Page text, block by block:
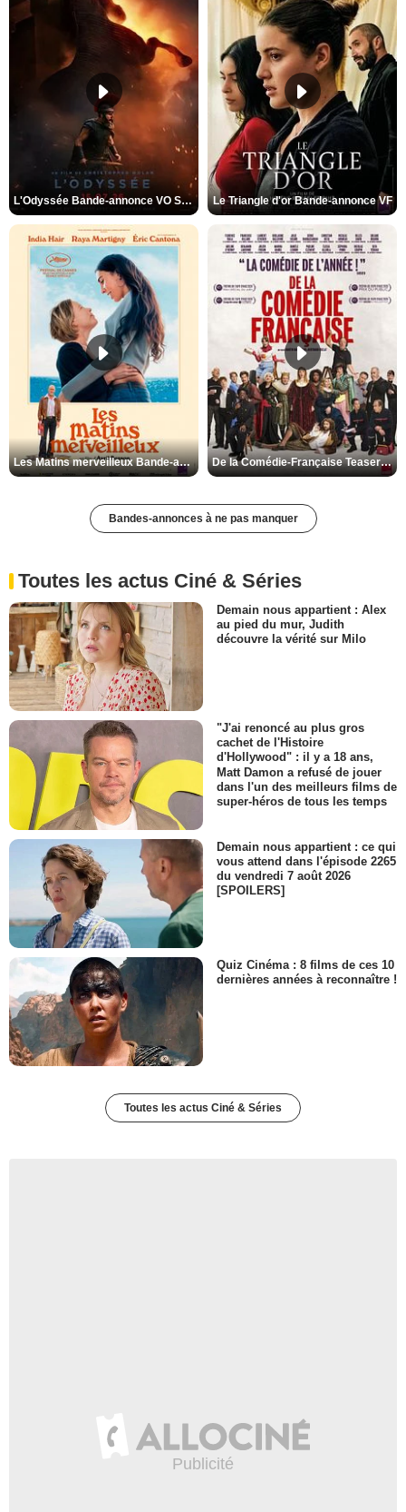
L'Odyssée Bande-annonce VO STFR Le Triangle d'or Bande-annonce VF
Les Matins merveilleux Bande-annonce VF De la Comédie-Française Teaser VF
Bandes-annonces à ne pas manquer
Toutes les actus Ciné & Séries
Demain nous appartient : Alex
au pied du mur, Judith
découvre la vérité sur Milo
"J'ai renoncé au plus gros
cachet de l'Histoire
d'Hollywood" : il y a 18 ans,
Matt Damon a refusé de jouer
dans l'un des meilleurs films de
super-héros de tous les temps
Demain nous appartient : ce qui
vous attend dans l'épisode 2265
du vendredi 7 août 2026
[SPOILERS]
Quiz Cinéma : 8 films de ces 10
dernières années à reconnaître !
Toutes les actus Ciné & Séries